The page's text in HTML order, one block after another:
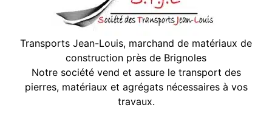
Transports Jean-Louis, marchand de matériaux de
construction près de Brignoles
Notre société vend et assure le transport des
pierres, matériaux et agrégats nécessaires à vos
travaux.